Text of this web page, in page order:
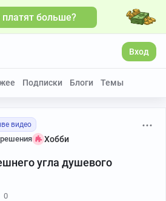
платят больше?
Вход
Подписки Блоги Темы
видео
Хобби
угла душевого
0
Больше видео